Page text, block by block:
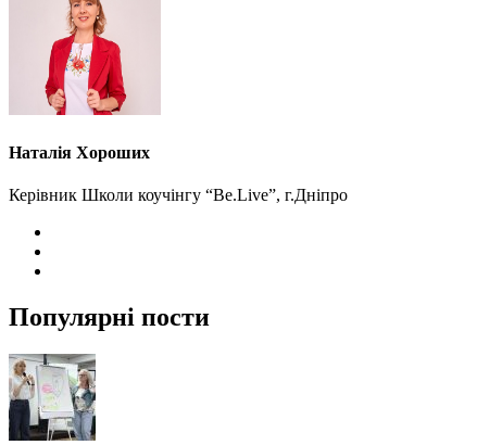
Наталія Хороших
Керівник Школи коучінгу “Be.Live”, г.Дніпро
Популярні пости